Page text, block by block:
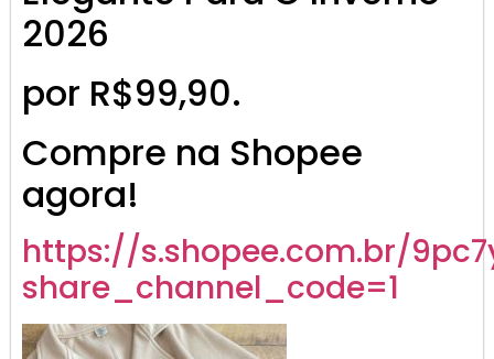
2026
por R$99,90.
Compre na Shopee
agora!
https://s.shopee.com.br/
share_channel_code=1